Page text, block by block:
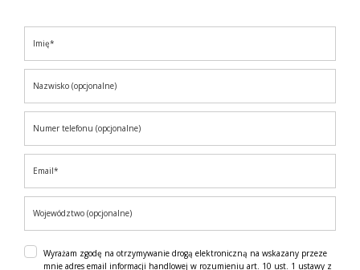
Wyrażam zgodę na otrzymywanie drogą elektroniczną na wskazany przeze
mnie adres email informacji handlowej w rozumieniu art. 10 ust. 1 ustawy z